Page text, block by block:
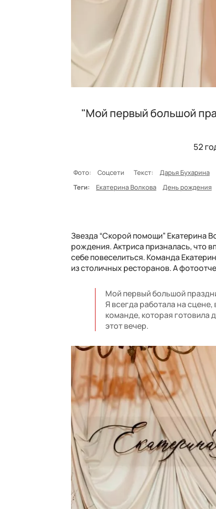
"Мой первый большой
52
Фото: Соцсети Текст: Дарья Бухарина
Теги:
Екатерина Волкова День рождения
Звезда “Скорой помощи” Екатерина
рождения. Актриса призналась, что
себе повеселиться. Команда
из столичных ресторанов. А
Мой первый большой
Я всегда работала на
команде, которая готовила
этот вечер.